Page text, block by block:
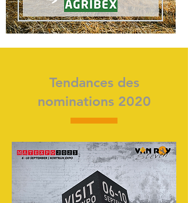
Tendances des
nominations 2020